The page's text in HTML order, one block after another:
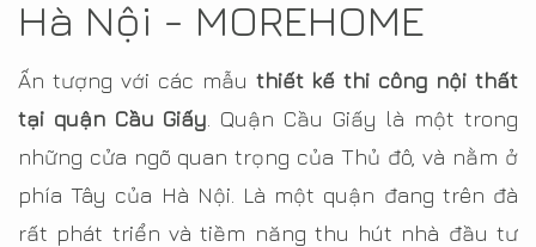
Hà Nội - MOREHOME
Ấn tượng với các mẫu thiết kế thi công nội thất
tại quận Cầu Giấy . Quận Cầu Giấy là một trong
những cửa ngõ quan trọng của Thủ đô, và nằm ở
phía Tây của Hà Nội. Là một quận đang trên đà
rất phát triển và tiềm năng thu hút nhà đầu tư